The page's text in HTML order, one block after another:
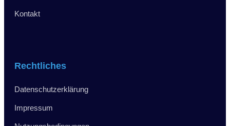
Kontakt
Rechtliches
Datenschutzerklärung
Impressum